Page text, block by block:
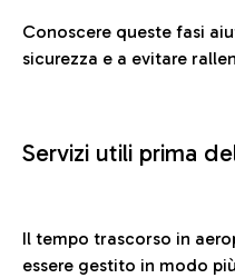
Conoscere queste fasi
sicurezza e a evitare
Servizi utili prima
Il tempo trascorso in
essere gestito in modo